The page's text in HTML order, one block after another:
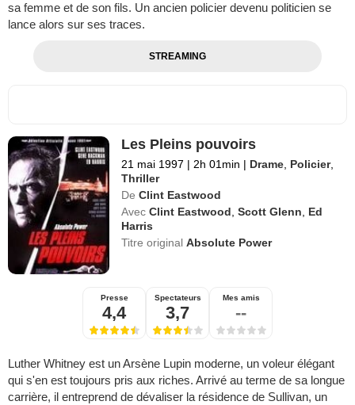
sa femme et de son fils. Un ancien policier devenu politicien se
lance alors sur ses traces.
STREAMING
Les Pleins pouvoirs
21 mai 1997 | 2h 01min | Drame Policier,
Thriller
De Clint Eastwood
Avec Clint Eastwood ,Scott Glenn
Ed
Harris
Titre originalAbsolute Power
Presse
4,4
Spectateurs
3,7
Mes amis
--
Luther Whitney est un Arsène Lupin moderne, un voleur élégant
qui s'en est toujours pris aux riches. Arrivé au terme de sa longue
carrière, il entreprend de dévaliser la résidence de Sullivan, un